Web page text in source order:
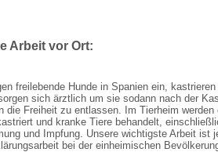
Arbeit vor Ort:
freilebende Hunde in Spanien ein,
sich ärztlich um sie sodann nach der
die Freiheit zu entlassen. Im Tierheim werden
und kranke Tiere behandelt,
und Impfung. Unsere wichtigste Arbeit ist
bei der einheimischen